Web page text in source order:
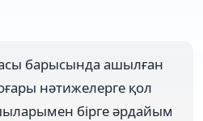
барысында ашылған
нәтижелерге қол
бірге әрдайым